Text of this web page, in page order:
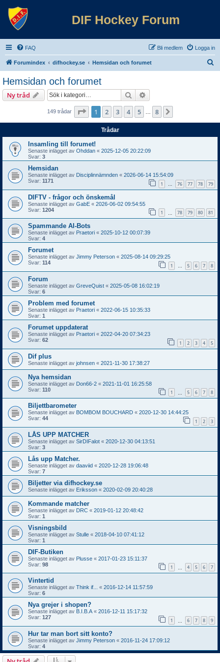
DIF Hockey Forum
FAQ Logga in
Bli medlem
Forumindex difhockey.se Hemsidan och forumet
Hemsidan och forumet
Ny tråd Sök
149 trådar Sida av 8
1 2 3 4 5 8
Trådar
Insamling till forumet!
Senaste inlägget av Ohddan « 2025-12-05 20:22:09
Svar: 3
Hemsidan
Senaste inlägget av Disciplinnämnden « 2026-06-14 15:54:09
Svar: 1171 1 … 76 77 78 79
DIFTV - frågor och önskemål
Senaste inlägget av GabE « 2026-06-02 09:54:55
Svar: 1204 1 78 79 80 81
Spammande AI-Bots
Senaste inlägget av Praetori « 2025-10-12 00:07:39
Svar: 4
Forumet
Senaste inlägget av Jimmy Peterson « 2025-08-14 09:29:25
Svar: 114 1 … 5 6 7 8
Forum
Senaste inlägget av GreveQuist « 2025-05-08 16:02:19
Svar: 6
Problem med forumet
Senaste inlägget av Praetori « 2022-06-15 10:35:33
Svar: 1
Forumet uppdaterat
Senaste inlägget av Praetori « 2022-04-20 07:34:23
Svar: 62 1 2 3 4 5
Dif plus
Senaste inlägget av johnsen « 2021-11-30 17:38:27
Nya hemsidan
Senaste inlägget av Don66-2 « 2021-11-01 16:25:58
Svar: 110 1 5 6 7 8
Biljettbarometer
Senaste inlägget av BOMBOM BOUCHARD « 2020-12-30 14:44:25
Svar: 44 1 2 3
LÅS UPP MATCHER
Senaste inlägget av SirDIFalot « 2020-12-30 04:13:51
Svar: 3
Lås upp Matcher.
Senaste inlägget av daaviid « 2020-12-28 19:06:48
Svar: 7
Biljetter via difhockey.se
Senaste inlägget av Eriksson « 2020-02-09 20:40:28
Kommande matcher
Senaste inlägget av DRC « 2019-01-12 20:48:42
Svar: 1
Visningsbild
Senaste inlägget av Stulle « 2018-04-10 07:41:12
Svar: 1
DIF-Butiken
Senaste inlägget av Plusse « 2017-01-23 15:11:37
Svar: 98 1 4 5 6 7
Vintertid
Senaste inlägget av Think if... « 2016-12-14 11:57:59
Svar: 6
Nya grejer i shopen?
Senaste inlägget av B.I.B.A« 2016-12-11 15:17:32
Svar: 127 1 6 7 8 9
Hur tar man bort sitt konto?
Senaste inlägget av Jimmy Peterson « 2016-11-24 17:09:12
Svar: 4